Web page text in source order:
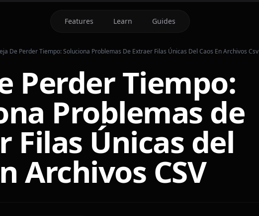
Features Learn Guides
De Perder Tiempo: Soluciona Problemas De Extraer Filas Únicas Del Caos En Archivos Csv
Perder Tiempo:
Problemas de
Filas Únicas del
Archivos CSV